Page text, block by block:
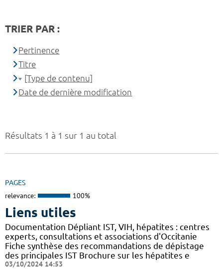
Résultats 1 à 1 sur 1 au total
PAGES
relevance: 100%
Liens utiles
Documentation Dépliant IST, VIH, hépatites : centres
experts, consultations et associations d'Occitanie
Fiche synthèse des recommandations de dépistage
des principales IST Brochure sur les hépatites e
03/10/2024 14:53
TRIER PAR :
Pertinence
Titre
[Type de contenu]
Date de dernière modification